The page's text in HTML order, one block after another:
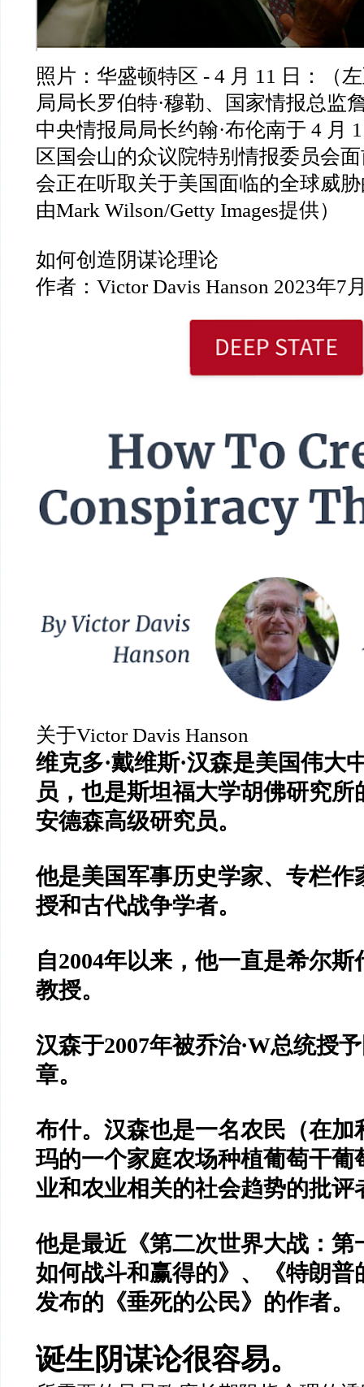
照片：华盛顿特区 - 4 月 11 日：（
局局长罗伯特·穆勒、国家情报总监
中央情报局局长约翰·布伦南于 4 月
区国会山的众议院特别情报委员会
会正在听取关于美国面临的全球威
由Mark Wilson/Getty Images提供）
如何创造阴谋论理论
作者： Victor Davis Hanson 2023年7
关于Victor Davis Hanson
维克多·戴维斯·汉森是美国伟大
员，也是斯坦福大学胡佛研究所
安德森高级研究员。
他是美国军事历史学家、专栏作
授和古代战争学者。
自2004年以来，他一直是希尔斯
教授。
汉森于2007年被乔治·W总统授
章。
布什。汉森也是一名农民（在加
玛的一个家庭农场种植葡萄干葡
业和农业相关的社会趋势的批评
他是最近《第二次世界大战：第
如何战斗和赢得的》、《特朗普
发布的《垂死的公民》的作者。
诞生阴谋论很容易。